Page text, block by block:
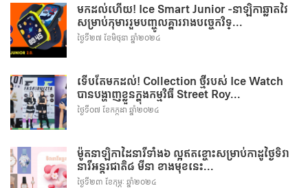
មកដល់ហើយ! Ice Smart Junior -នាឡិកាឆ្លាតវៃ
សម្រាប់កុមាររួមបញ្ចូលគ្នារវាងបច្ចេកវិទ្...
ថ្ងៃទី២៧ ខែមិថុនា ឆ្នាំ២០២៤
ទើបតែមកដល់! Collection ថ្មីរបស់ Ice Watch
បានបង្ហាញខ្លួនក្នុងកម្មវិធី Street Roy...
ថ្ងៃទី០៧ ខែកក្កដា ឆ្នាំ២០២៤
ម៉ូតនាឡិកាដៃនារីទាំង៦ ល្អឥតខ្ចោះសម្រាប់កាដូថ្ងៃទិវា
នារីអន្តរជាតិ៨ មីនា ខាងមុខនេះ...
ថ្ងៃទី២៣ ខែកុម្ភៈ ឆ្នាំ២០២៤